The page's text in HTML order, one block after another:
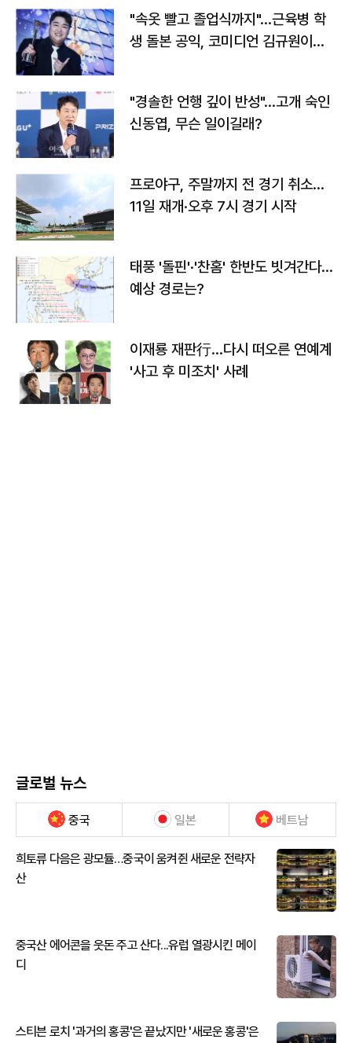
"속옷 빨고 졸업식까지"…근육병 학
생 돌본 공익, 코미디언 김규원이었
"경솔한 언행 깊이 반성"…고개 숙인
신동엽, 무슨 일이길래?
프로야구, 주말까지 전 경기 취소…
11일 재개·오후 7시 경기 시작
태풍 '돌핀'·'찬홈' 한반도 빗겨간다…
예상 경로는?
이재룡 재판行…다시 떠오른 연예계
'사고 후 미조치' 사례
글로벌 뉴스
중국 일본 베트남
희토류 다음은 광모듈…중국이 움켜쥔 새로운 전략자
산
중국산 에어콘을 웃돈 주고 산다...유럽 열광시킨 메이
디
스티븐 로치 '과거의 홍콩'은 끝났지만 '새로운 홍콩'은